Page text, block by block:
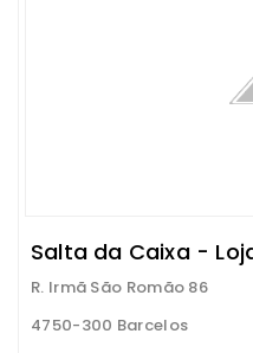
Salta da Caixa -
R. Irmã São Romão 86
4750-300 Barcelos